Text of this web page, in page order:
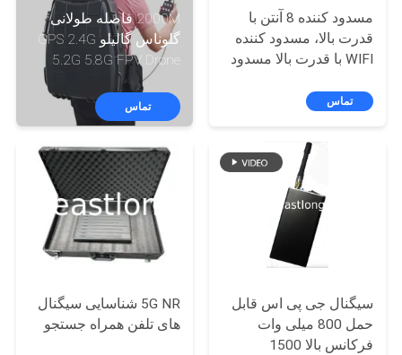
تور
کارخانه
کنترل
اخبار
2000M فاصله طولانی
گلوناس گالیلو GPS 2.4G
5.2G 5.8G FPV Drone
UAV Signals Backpack
Jammer
تماس
مسدود کننده 8 آنتن با
قدرت بالا، مسدود کننده
WIFI با قدرت بالا مسدود
تماس
5G NR شناسایی سیگنال
های تلفن همراه جستجو
سیگنال جی پی اس قابل
حمل 800 میلی وات
فرکانس بالا 1500